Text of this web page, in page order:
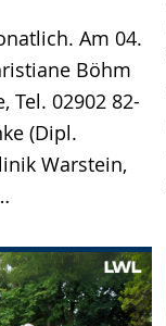
Am 04.
Böhm
Tel. 02902 82-
(Dipl.
Warstein,